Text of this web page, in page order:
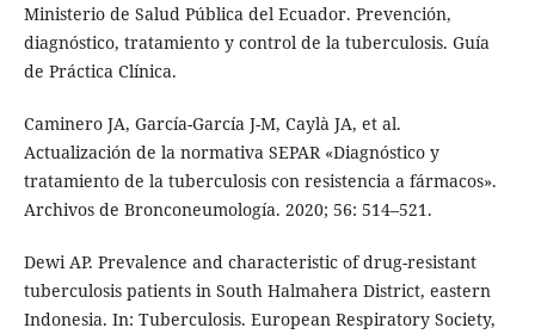
Ministerio de Salud Pública del Ecuador. Prevención,
diagnóstico, tratamiento y control de la tuberculosis. Guía
de Práctica Clínica.
Caminero JA, García-García J-M, Caylà JA, et al.
Actualización de la normativa SEPAR «Diagnóstico y
tratamiento de la tuberculosis con resistencia a fármacos».
Archivos de Bronconeumología. 2020; 56: 514–521.
Dewi AP. Prevalence and characteristic of drug-resistant
tuberculosis patients in South Halmahera District, eastern
Indonesia. In: Tuberculosis. European Respiratory Society,